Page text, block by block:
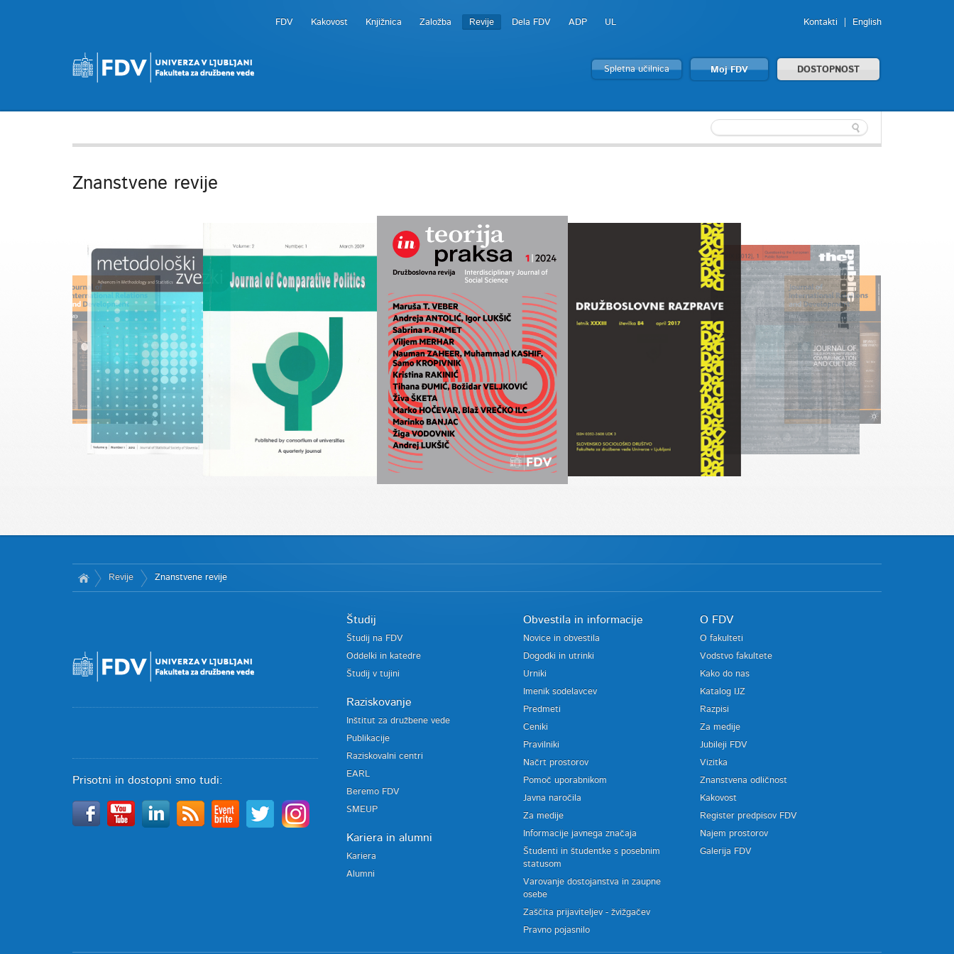
FDV Kakovost Knjižnica Založba Revije Dela FDV ADP UL Kontakti English
Spletna učilnica Moj FDV DOSTOPNOST
Znanstvene revije
Revije Znanstvene revije
Prisotni in dostopni smo tudi:
Študij
Študij na FDV
Oddelki in katedre
Študij v tujini
Raziskovanje
Inštitut za družbene vede
Publikacije
Raziskovalni centri
EARL
Beremo FDV
SMEUP
Kariera in alumni
Kariera
Alumni
Obvestila in informacije
Novice in obvestila
Dogodki in utrinki
Urniki
Imenik sodelavcev
Predmeti
Ceniki
Pravilniki
Načrt prostorov
Pomoč uporabnikom
Javna naročila
Za medije
Informacije javnega značaja
Študenti in študentke s posebnim
statusom
Varovanje dostojanstva in zaupne
osebe
Zaščita prijaviteljev - žvižgačev
Pravno pojasnilo
O FDV
O fakulteti
Vodstvo fakultete
Kako do nas
Katalog IJZ
Razpisi
Za medije
Jubileji FDV
Vizitka
Znanstvena odličnost
Kakovost
Register predpisov FDV
Najem prostorov
Galerija FDV